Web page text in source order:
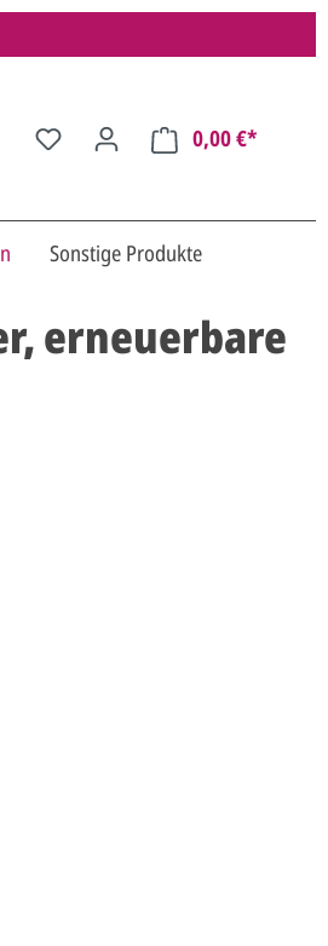
0,00 €*
Sonstige Produkte
erneuerbare